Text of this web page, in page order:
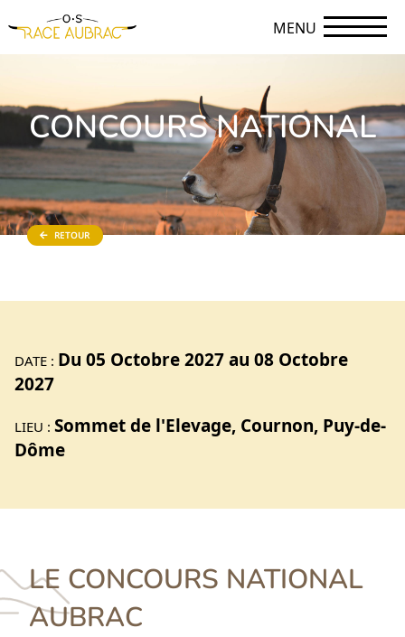
MENU
CONCOURS NATIONAL
RETOUR
DATE : Du 05 Octobre 2027 au 08 Octobre
2027
LIEU : Sommet de l'Elevage, Cournon, Puy-de-
Dôme
LE CONCOURS NATIONAL
AUBRAC